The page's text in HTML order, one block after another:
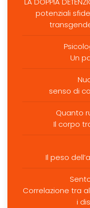
potenziali
Un
senso di
Quanto
Il corpo
Il peso
Correlazione tra
i